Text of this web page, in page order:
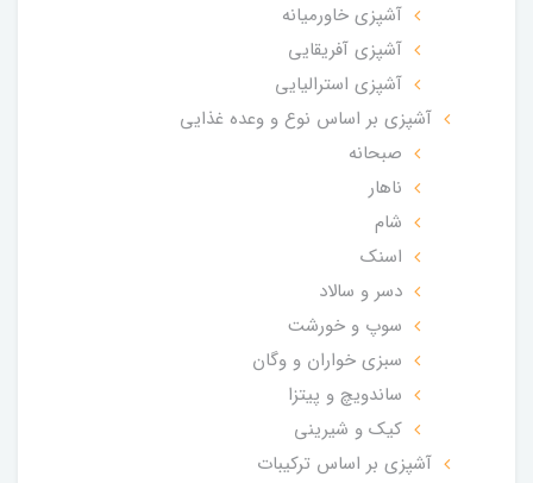
آشپزی خاورمیانه
آشپزی آفریقایی
آشپزی استرالیایی
آشپزی بر اساس نوع و وعده غذایی
صبحانه
ناهار
شام
اسنک
دسر و سالاد
سوپ و خورشت
سبزی خواران و وگان
ساندویچ و پیتزا
کیک و شیرینی
آشپزی بر اساس ترکیبات